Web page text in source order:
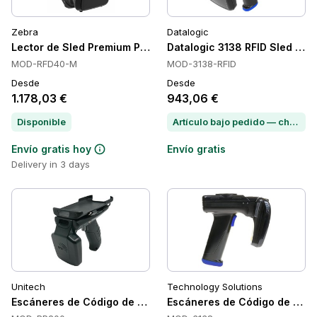
Zebra
Lector de Sled Premium Plus RFD40-M de Zebra
MOD-RFD40-M
Desde
1.178,03 €
Disponible
Envío gratis hoy
Delivery in 3 days
Datalogic
Datalogic 3138 RFID Sled
MOD-3138-RFID
Desde
943,06 €
Artículo bajo pedido — chatea para conocer el plazo de entrega
Envío gratis
Unitech
Escáneres de Código de Barras Portátiles Unitech RP200
Technology Solutions
Escáneres de Código de